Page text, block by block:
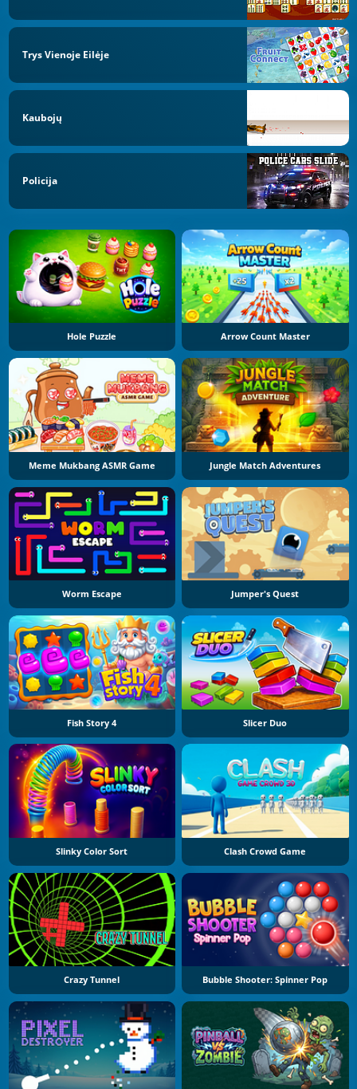
Trys Vienoje Eilėje
Kaubojų
Policija
Hole Puzzle Arrow Count Master
Meme Mukbang ASMR Game Jungle Match Adventures
Worm Escape Jumper's Quest
Fish Story 4 Slicer Duo
Slinky Color Sort Clash Crowd Game
Crazy Tunnel Bubble Shooter: Spinner Pop